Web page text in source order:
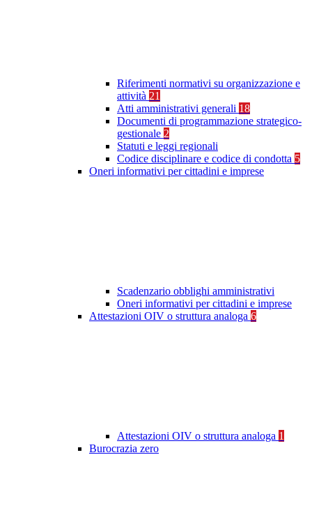
Riferimenti normativi su organizzazione e
attività 21
Atti amministrativi generali 18
Documenti di programmazione strategico-
gestionale 2
Statuti e leggi regionali
Codice disciplinare e codice di condotta 5
Oneri informativi per cittadini e imprese
Scadenzario obblighi amministrativi
Oneri informativi per cittadini e imprese
Attestazioni OIV o struttura analoga 6
Attestazioni OIV o struttura analoga 1
Burocrazia zero